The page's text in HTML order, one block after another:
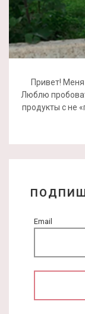
Привет!
Люблю
продукты с не
Email